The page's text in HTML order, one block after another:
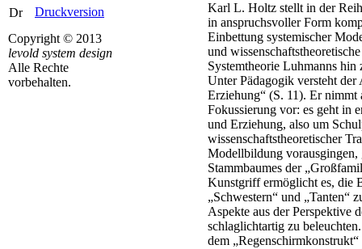
Druckversion
Copyright © 2013
levold system design
Alle Rechte
vorbehalten.
Karl L. Holtz stellt in der
in anspruchsvoller Form
Einbettung systemischer
und
Systemtheorie Luhmanns
Unter Pädagogik versteht
Erziehung“ (S. 11). Er
Fokussierung vor: es geht in
und Erziehung, also um
wissenschaftstheoretischer
Modellbildung vorausgingen,
Stammbaumes der
Kunstgriff ermöglicht es, die
„Schwestern“ und „Tanten“
Aspekte aus der Perspektive
schlaglichtartig zu
dem